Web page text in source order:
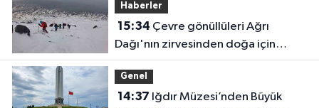
Haberler
15:34
Dağı'nın zirvesinden doğa için
seslendi
Genel
14:37